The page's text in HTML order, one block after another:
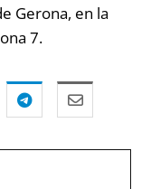
Gerona, en la
7.